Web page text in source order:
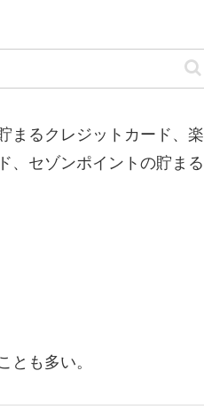
まるクレジットカード、楽
、セゾンポイントの貯まる
も多い。